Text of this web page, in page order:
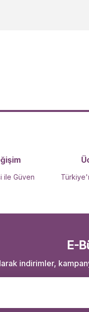
ile Güven
E-
indirimler,